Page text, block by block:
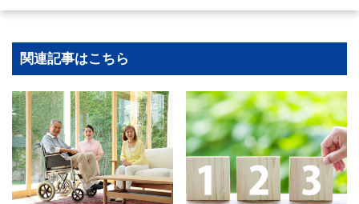
関連記事はこちら